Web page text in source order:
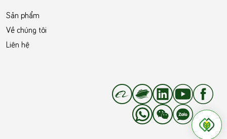
Sản phẩm
Về chúng tôi
Liên hệ